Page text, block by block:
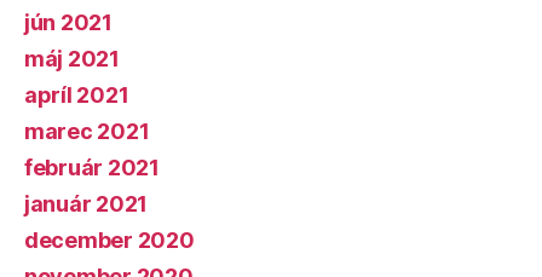
jún 2021
máj 2021
apríl 2021
marec 2021
február 2021
január 2021
december 2020